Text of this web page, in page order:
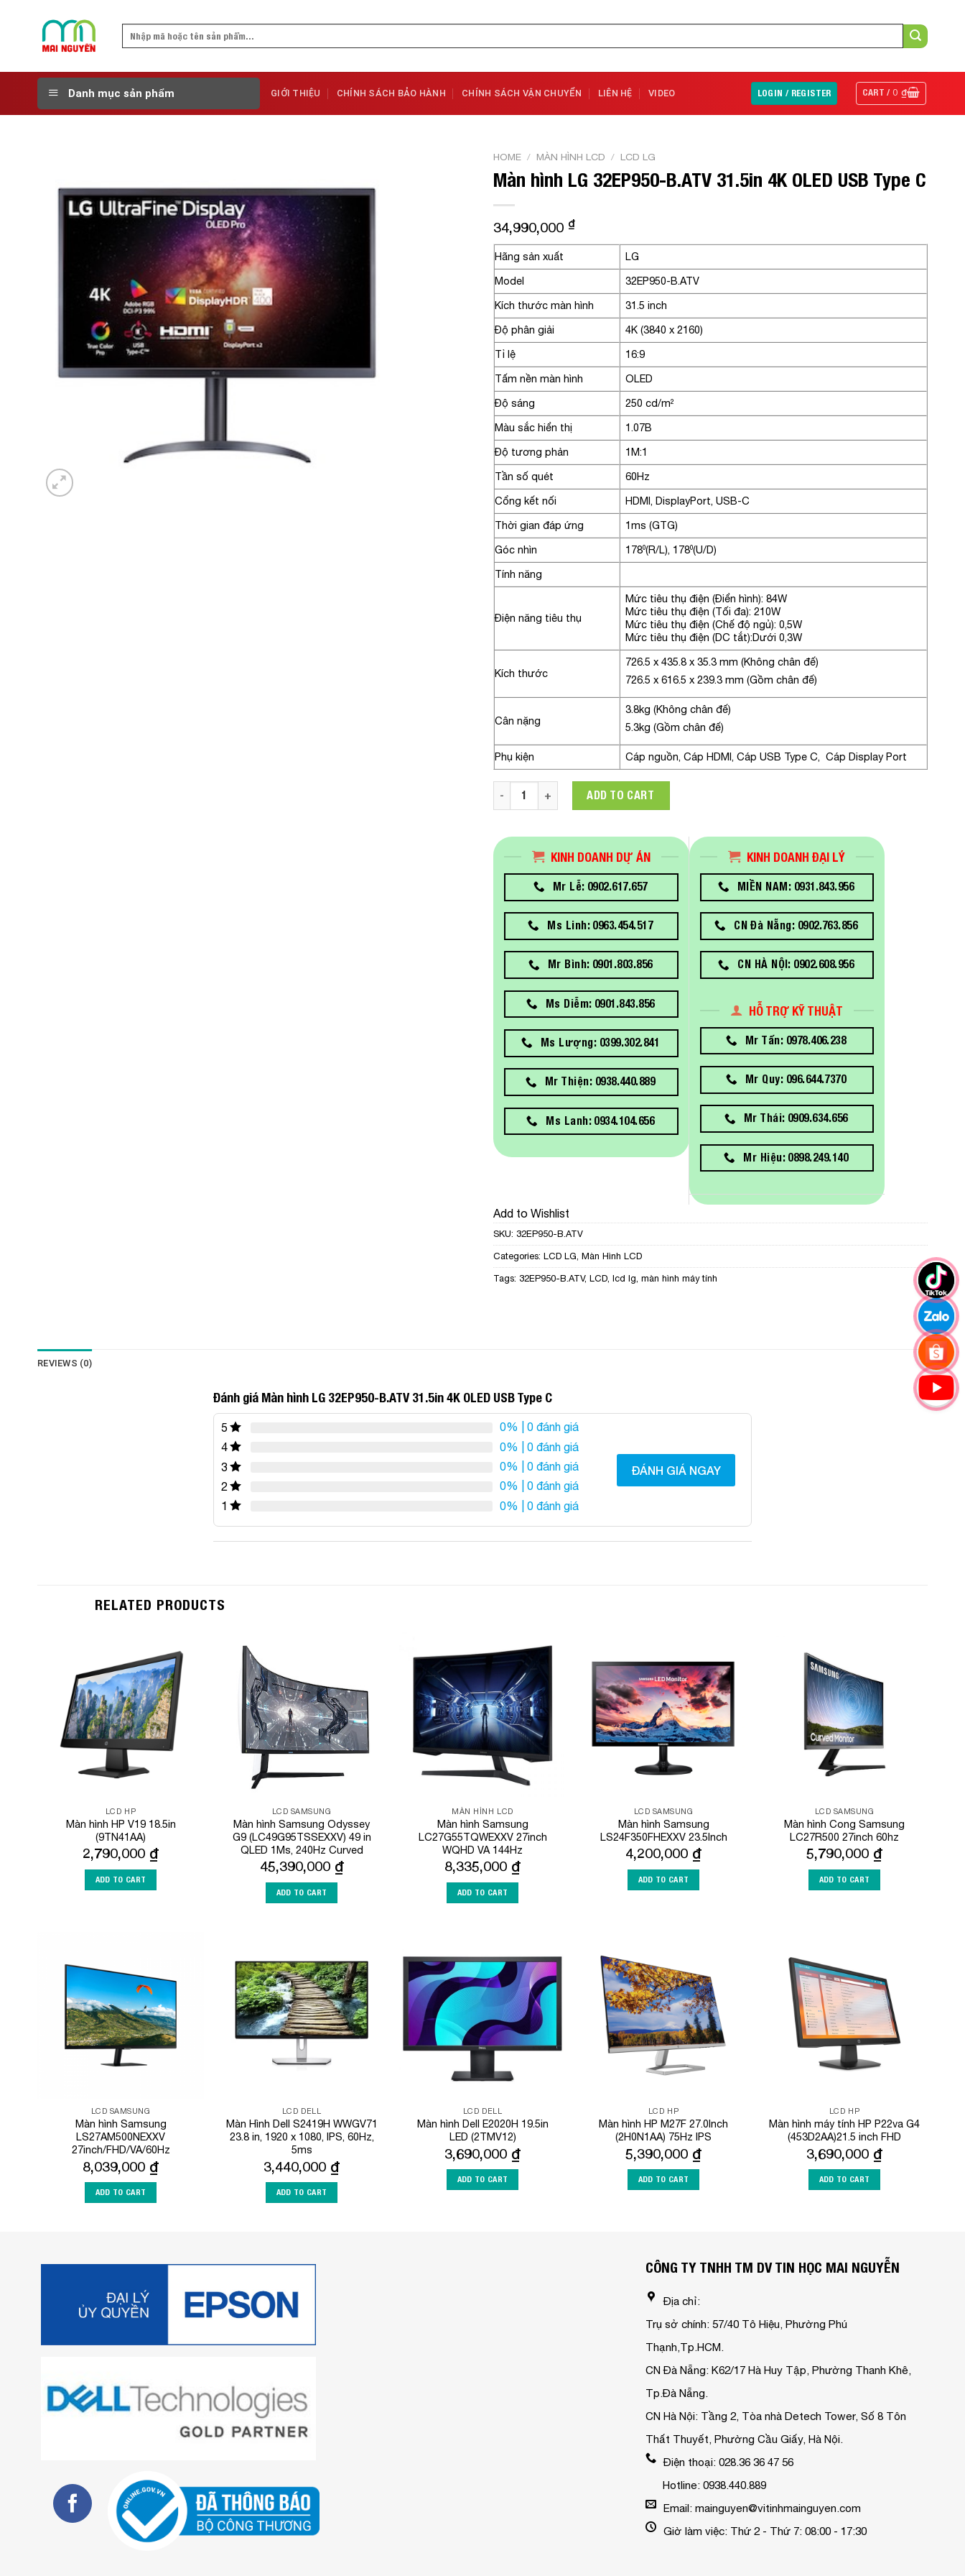
Search
Danh mục sản phẩm GIỚI THIỆU CHÍNH SÁCH BẢO HÀNH CHÍNH SÁCH VẬN CHUYỂN LIÊN HỆ VIDEO LOGIN / REGISTER CART /0₫
Add to
HOME / MÀN HÌNH LCD / LCD LG
Màn hình LG 32EP950-B.ATV 31.5in 4K OLED USB Type C
34,990,000 ₫
Hãng sản xuất
LG
Model
32EP950-B.ATV
Kích thước màn hình
31.5 inch
Độ phân giải
4K (3840 x 2160)
Tỉ lệ
16:9
Tấm nền màn hình
OLED
Độ sáng
250 cd/m²
Màu sắc hiển thị
1.07B
Độ tương phản
1M:1
Tần số quét
60Hz
Cổng kết nối
HDMI, DisplayPort, USB-C
Thời gian đáp ứng
1ms (GTG)
Góc nhìn
178⁰(R/L), 178⁰(U/D)
Tính năng
Điện năng tiêu thụ
Mức tiêu thụ điện (Điển hình): 84W
Mức tiêu thụ điện (Tối đa): 210W
Mức tiêu thụ điện (Chế độ ngủ): 0,5W
Mức tiêu thụ điện (DC tắt):Dưới 0,3W
Kích thước
726.5 x 435.8 x 35.3 mm (Không chân đế)
726.5 x 616.5 x 239.3 mm (Gồm chân đế)
Cân nặng
3.8kg (Không chân đế)
5.3kg (Gồm chân đế)
Phụ kiện Cáp nguồn, Cáp HDMI, Cáp USB Type C, Cáp Display Port
Màn hình LG 32EP950-B.ATV 31.5in 4K OLED USB Type C quantity
ADD TO CART
KINH DOANH DỰ ÁN
Mr Lễ: 0902.617.657
Ms Linh: 0963.454.517
Mr Bình: 0901.803.856
Ms Diễm: 0901.843.856
Ms Lượng: 0399.302.841
Mr Thiện: 0938.440.889
Ms Lanh: 0934.104.656
KINH DOANH ĐẠI LÝ
MIỀN NAM: 0931.843.956
CN Đà Nẵng: 0902.763.856
CN HÀ NỘI: 0902.608.956
HỖ TRỢ KỸ THUẬT
Mr Tấn: 0978.406.238
Mr Quy: 096.644.7370
Mr Thái: 0909.634.656
Mr Hiệu: 0898.249.140
Add to Wishlist
SKU: 32EP950-B.ATV
Categories: LCD LG Màn Hình LCD
Tags: 32EP950-B.ATV, LCD lcd lg màn hình máy tính
REVIEWS (0)
Đánh giá Màn hình LG 32EP950-B.ATV 31.5in 4K OLED USB Type C
5 0% | 0 đánh giá
4
0% | 0 đánh giá
3
0% | 0 đánh giá
2
0% | 0 đánh giá
1
0% | 0 đánh giá
ĐÁNH GIÁ NGAY
RELATED PRODUCTS
Add to
Wishlist
LCD HP
Màn hình HP V19 18.5in
(9TN41AA)
2,790,000 ₫
ADD TO CART
LCD SAMSUNG
Màn hình Samsung Odyssey
G9 (LC49G95TSSEXXV) 49 in
QLED 1Ms, 240Hz Curved
45,390,000 ₫
ADD TO CART
Add to
Wishlist
MÀN HÌNH LCD
Màn hình Samsung
LC27G55TQWEXXV 27inch
WQHD VA 144Hz
8,335,000 ₫
ADD TO CART
Add to
Wishlist
LCD SAMSUNG
Màn hình Samsung
LS24F350FHEXXV 23.5Inch
4,200,000 ₫
ADD TO CART
LCD SAMSUNG
Màn hình Cong Samsung
LC27R500 27inch 60hz
5,790,000 ₫
ADD TO CART
Wishlist
LCD SAMSUNG
Màn hình Samsung
LS27AM500NEXXV
27inch/FHD/VA/60Hz
8,039,000 ₫
ADD TO CART
Add to
Wishlist
LCD DELL
Màn Hình Dell S2419H WWGV71
23.8 in, 1920 x 1080, IPS, 60Hz,
5ms
3,440,000 ₫
ADD TO CART
Add to
Wishlist
LCD DELL
Màn hình Dell E2020H 19.5in
LED (2TMV12)
3,690,000 ₫
ADD TO CART
Wishlist
LCD HP
Màn hình HP M27F 27.0Inch
(2H0N1AA) 75Hz IPS
5,390,000 ₫
ADD TO CART
Wishlist
LCD HP
Màn hình máy tính HP P22va G4
(453D2AA)21.5 inch FHD
3,690,000 ₫
ADD TO CART
CÔNG TY TNHH TM DV TIN HỌC MAI NGUYỄN
Địa chỉ:
Trụ sở chính: 57/40 Tô Hiệu, Phường Phú
Thạnh,Tp.HCM.
CN Đà Nẵng: K62/17 Hà Huy Tập, Phường Thanh Khê,
Tp.Đà Nẵng.
CN Hà Nội: Tầng 2, Tòa nhà Detech Tower, Số 8 Tôn
Thất Thuyết, Phường Cầu Giấy, Hà Nội.
Điện thoại: 028.36 36 47 56
Hotline: 0938.440.889
Email: mainguyen@vitinhmainguyen.com
Giờ làm việc: Thứ 2 - Thứ 7: 08:00 - 17:30